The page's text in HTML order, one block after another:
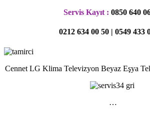
Servis Kayıt : 0850 640
0212 634 00 50 | 0549 433
Cennet LG Klima Televizyon Beyaz Eşya
…